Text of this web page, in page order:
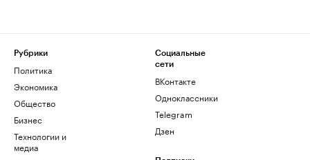
Рубрики
Политика
Экономика
Общество
Бизнес
Технологии и
медиа
Социальные
сети
ВКонтакте
Одноклассники
Telegram
Дзен